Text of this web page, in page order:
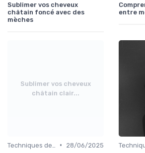
Sublimer vos cheveux
châtain foncé avec des
mèches
entre
Sublimer vos cheveux
châtain clair...
•
28/06/2025